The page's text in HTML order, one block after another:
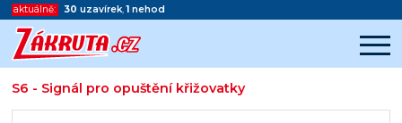
aktuálně: 30 uzavírek,1 nehod
S6 - Signál pro opuštění křižovatky
Začátek reklamy